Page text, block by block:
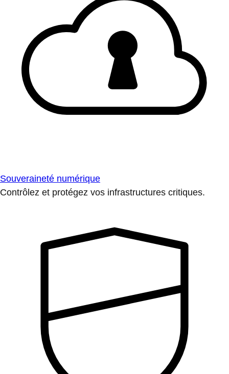
Souveraineté numérique
Contrôlez et protégez vos infrastructures critiques.